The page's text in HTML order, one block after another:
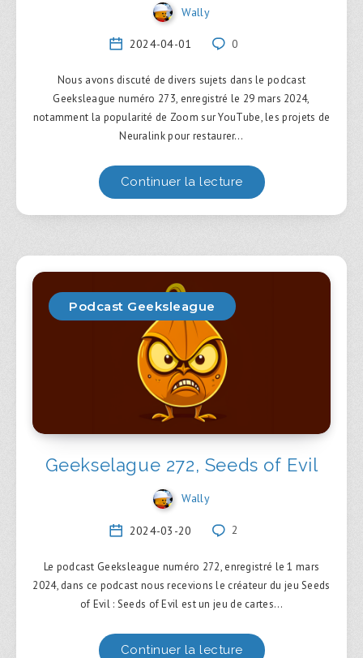
Wally
2024-04-01 0
Nous avons discuté de divers sujets dans le podcast
Geeksleague numéro 273, enregistré le 29 mars 2024,
notamment la popularité de Zoom sur YouTube, les projets de
Neuralink pour restaurer…
Continuer la lecture
Podcast Geeksleague
Geekselague 272, Seeds of Evil
Wally
2024-03-20 2
Le podcast Geeksleague numéro 272, enregistré le 1 mars
2024, dans ce podcast nous recevions le créateur du jeu Seeds
of Evil : Seeds of Evil est un jeu de cartes…
Continuer la lecture